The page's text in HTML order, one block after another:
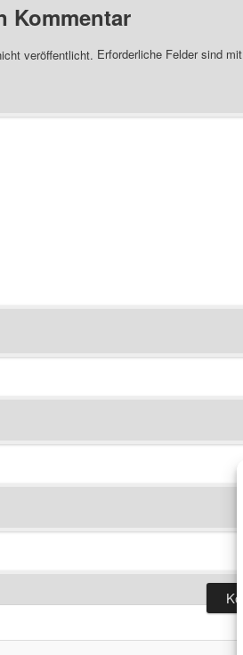
Kommentar
veröffentlicht. Erforderliche Felder sind mit